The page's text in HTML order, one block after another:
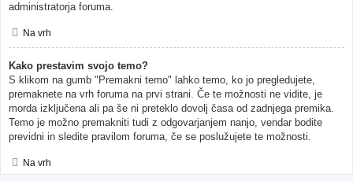
administratorja foruma.
Na vrh
Kako prestavim svojo temo?
S klikom na gumb "Premakni temo" lahko temo, ko jo pregledujete,
premaknete na vrh foruma na prvi strani. Če te možnosti ne vidite, je
morda izključena ali pa še ni preteklo dovolj časa od zadnjega premika.
Temo je možno premakniti tudi z odgovarjanjem nanjo, vendar bodite
previdni in sledite pravilom foruma, če se poslužujete te možnosti.
Na vrh